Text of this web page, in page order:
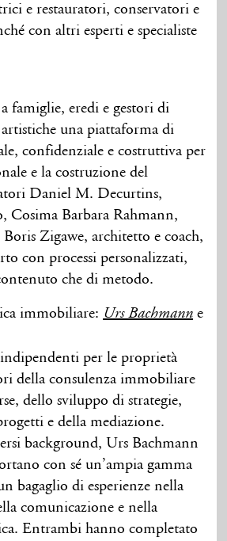
e restauratori, conservatori e
con altri esperti e specialiste
famiglie, eredi e gestori di
una piattaforma di
confidenziale e costruttiva per
e la costruzione del
Daniel M. Decurtins,
Cosima Barbara Rahmann,
Zigawe, architetto e coach,
con processi personalizzati,
che di metodo.
immobiliare: Urs Bachmann e
per le proprietà
della consulenza immobiliare
dello sviluppo di strategie,
e della mediazione.
background, Urs Bachmann
con sé un’ampia gamma
bagaglio di esperienze nella
comunicazione e nella
Entrambi hanno completato